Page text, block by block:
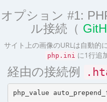
オプション #1:
ル接続（
サイト上の画像のURLは自動的
php.ini に1行追
経由の接続例